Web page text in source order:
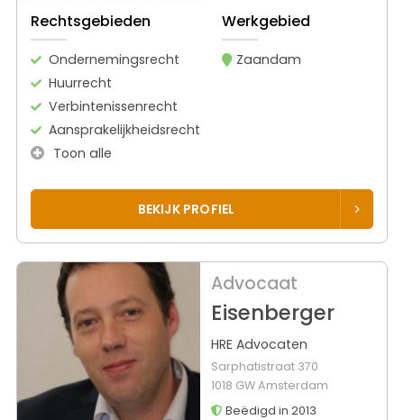
Rechtsgebieden
Ondernemingsrecht
Huurrecht
Verbintenissenrecht
Aansprakelijkheidsrecht
Toon alle
Werkgebied
Zaandam
BEKIJK PROFIEL
Advocaat
Eisenberger
HRE Advocaten
Sarphatistraat 370
1018 GW Amsterdam
Beëdigd in 2013